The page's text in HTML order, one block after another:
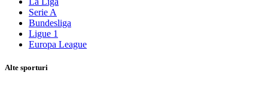
Serie A
Bundesliga
Ligue 1
Europa League
Alte sporturi